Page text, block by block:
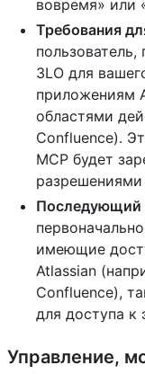
вовремя» или
Требования
3LO для
приложениям
областями
Confluence).
MCP будет
разрешениями
Последующий
имеющие
Atlassian
Confluence),
для доступа к
Управление,